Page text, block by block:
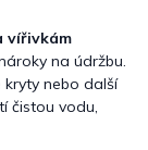
vířivkám
na údržbu.
kryty nebo další
čistou vodu,